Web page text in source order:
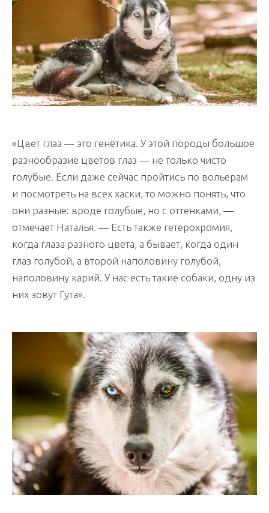
«Цвет глаз — это генетика. У этой породы большое
разнообразие цветов глаз — не только чисто
голубые. Если даже сейчас пройтись по вольерам
и посмотреть на всех хаски, то можно понять, что
они разные: вроде голубые, но с оттенками, —
отмечает Наталья. — Есть также гетерохромия,
когда глаза разного цвета, а бывает, когда один
глаз голубой, а второй наполовину голубой,
наполовину карий. У нас есть такие собаки, одну из
них зовут Гута».